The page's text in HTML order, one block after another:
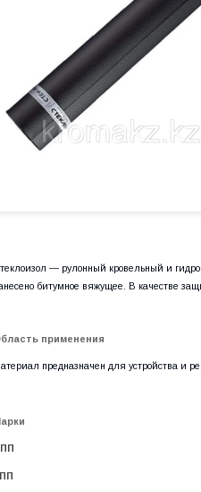
― рулонный кровельный и
битумное вяжущее. В качестве
применения
предназначен для устройства и